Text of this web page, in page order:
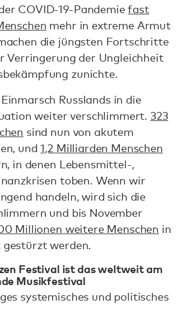
COVID-19-Pandemiefast
mehr in extreme Armut
die jüngsten Fortschritte
Verringerung der Ungleichheit
zunichte.
Russlands in die
weiter verschlimmert. 323
sind nun von akutem
und1,2 Milliarden Menschen
in denen Lebensmittel-,
toben. Wenn wir
handeln, wird sich die
und bis November
Millionen weitere Menschen in
werden.
Festival ist das weltweit am
Musikfestival
systemisches und politisches